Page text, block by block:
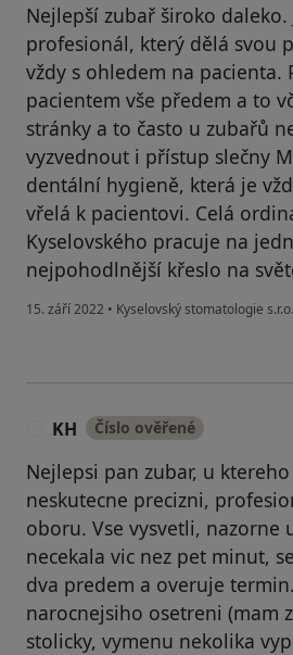
Nejlepší zubař široko
profesionál, který dělá svou
vždy s ohledem na pacienta.
pacientem vše předem a to
stránky a to často u zubařů
vyzvednout i přístup slečny
dentální hygieně, která je
vřelá k pacientovi. Celá
Kyselovského pracuje na
nejpohodlnější křeslo na
15. září 2022 • Kyselovský stomatologie s.r.o.
KH Číslo ověřené
Nejlepsi pan zubar, u
neskutecne precizni,
oboru. Vse vysvetli, nazorne
necekala vic nez pet minut,
dva predem a overuje
narocnejsiho osetreni (mam
stolicky, vymenu nekolika